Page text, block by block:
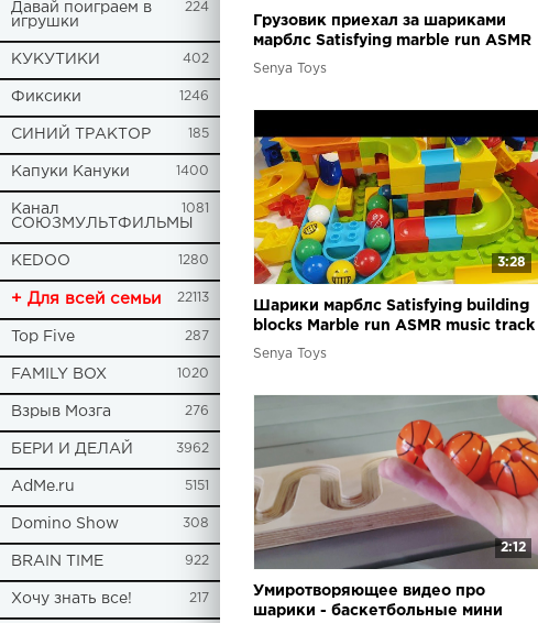
Давай поиграем в
игрушки
224
КУКУТИКИ 402
Фиксики 1246
СИНИЙ ТРАКТОР 185
Капуки Кануки 1400
Канал
СОЮЗМУЛЬТФИЛЬМЫ
1081
KEDOO 1280
+ Для всей семьи 22113
Top Five 287
FAMILY BOX 1020
Взрыв Мозга 276
БЕРИ И ДЕЛАЙ 3962
AdMe.ru 5151
Domino Show 308
BRAIN TIME 922
Хочу знать все! 217
Грузовик приехал за шариками
марблс Satisfying marble run ASMR
Senya Toys
3:28
Шарики марблс Satisfying building
blocks Marble run ASMR music track
and spiral elevator
Senya Toys
2:12
Умиротворяющее видео про
шарики - баскетбольные мини